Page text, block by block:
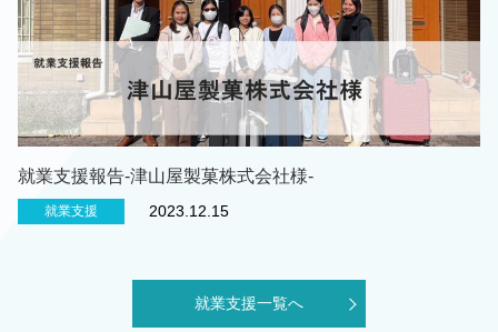
就業支援報告-津山屋製菓株式会社様-
就業支援 2023.12.15
就業支援一覧へ